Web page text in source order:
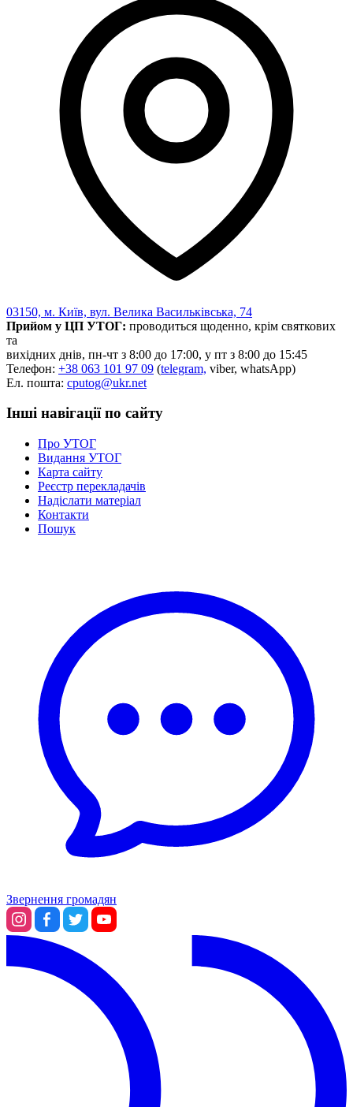
03150, м. Київ, вул. Велика Васильківська, 74
Прийом у ЦП УТОГ: проводиться щоденно, крім святкових
та
вихідних днів, пн-чт з 8:00 до 17:00, у пт з 8:00 до 15:45
Телефон: +38 063 101 97 09 (telegram, viber, whatsApp)
Ел. пошта: cputog@ukr.net
Інші навігації по сайту
Про УТОГ
Видання УТОГ
Карта сайту
Реєстр перекладачів
Надіслати матеріал
Контакти
Пошук
Звернення громадян